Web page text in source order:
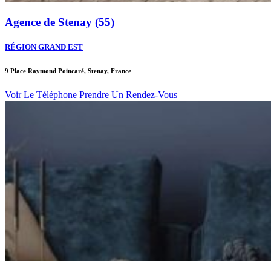
Agence de Stenay (55)
RÉGION GRAND EST
9 Place Raymond Poincaré, Stenay, France
Voir Le Téléphone Prendre Un Rendez-Vous